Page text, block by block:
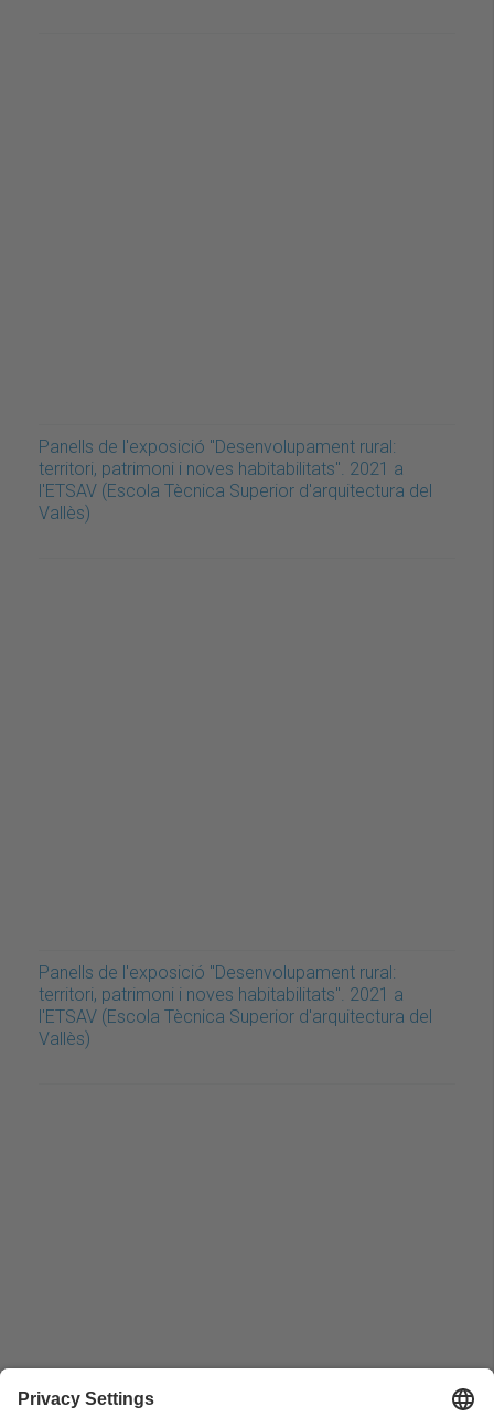
Panells de l'exposició "Desenvolupament rural:
territori, patrimoni i noves habitabilitats". 2021 a
l'ETSAV (Escola Tècnica Superior d'arquitectura del
Vallès)
Panells de l'exposició "Desenvolupament rural:
territori, patrimoni i noves habitabilitats". 2021 a
l'ETSAV (Escola Tècnica Superior d'arquitectura del
Vallès)